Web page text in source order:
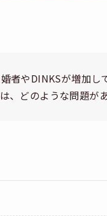
者やDINKSが増加し
、どのような問題が